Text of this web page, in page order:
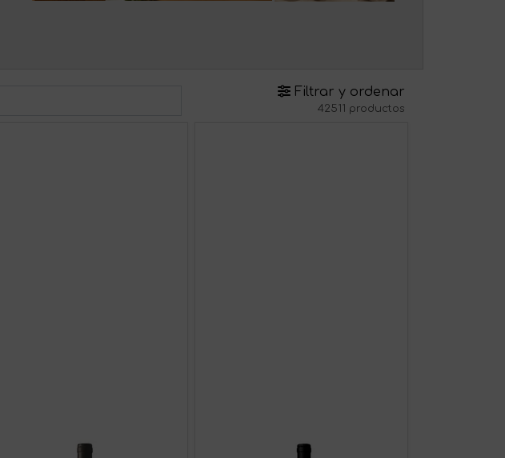
Filtrar y ordenar
42511 productos